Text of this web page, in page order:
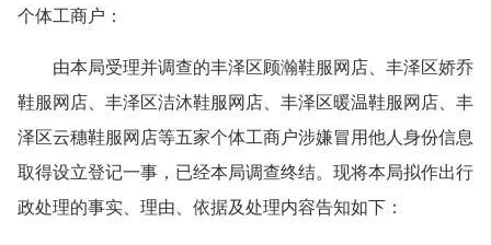
个体工商户：
由本局受理并调查的丰泽区顾瀚鞋服网店、丰泽区娇乔
鞋服网店、丰泽区洁沐鞋服网店、丰泽区暖温鞋服网店、丰
泽区云穗鞋服网店等五家个体工商户涉嫌冒用他人身份信息
取得设立登记一事，已经本局调查终结。现将本局拟作出行
政处理的事实、理由、依据及处理内容告知如下：